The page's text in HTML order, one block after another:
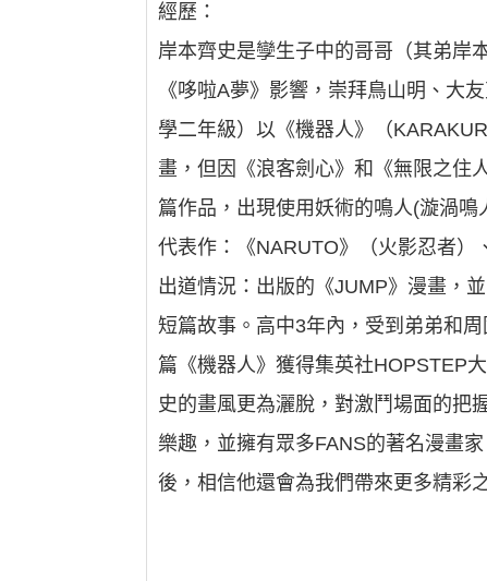
經歷：
岸本齊史是孿生子中的哥哥（其弟岸
《哆啦A夢》影響，崇拜鳥山明、大
學二年級）以《機器人》（
畫，但因《浪客劍心》和《無限之住
篇作品，出現使用妖術的鳴人(漩渦
代表作：《NARUTO》（火影忍者）
出道情況：出版的《JUMP》漫畫，
短篇故事。高中3年內，受到弟弟和
篇《機器人》獲得集英社HOPSTEP
史的畫風更為灑脫，對激鬥場面的把
樂趣，並擁有眾多FANS的著名漫畫
後，相信他還會為我們帶來更多精彩